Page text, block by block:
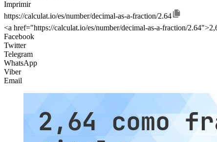
Imprimir
https://calculat.io/es/number/decimal-as-a-fraction/2.64
<a href="https://calculat.io/es/number/decimal-as-a-fraction/
Facebook
Twitter
Telegram
WhatsApp
Viber
Email